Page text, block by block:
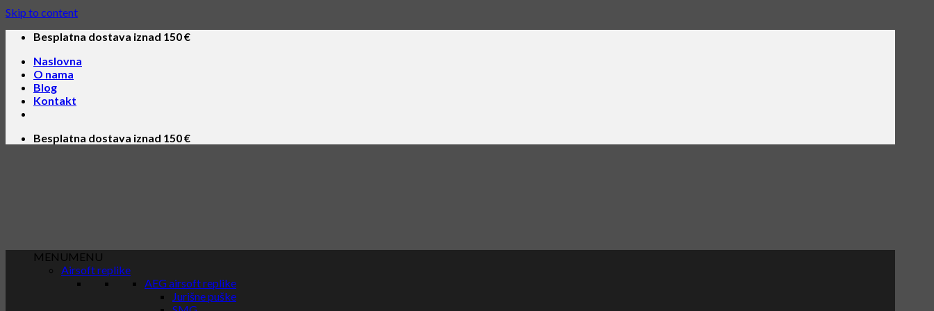
Skip to content
Besplatna dostava iznad 150 €
Naslovna
O nama
Blog
Kontakt
Besplatna dostava iznad 150 €
MENUMENU
Airsoft replike
AEG airsoft replike
Jurišne puške